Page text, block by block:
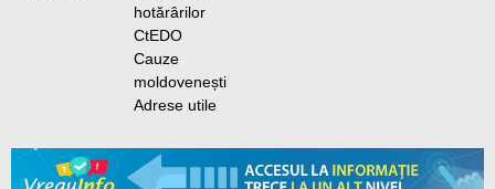
hotărârilor
CtEDO
Cauze
moldovenești
Adrese utile